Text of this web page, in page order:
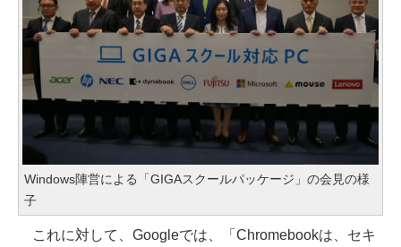
Windows陣営による「GIGAスクールパッケージ」の会見の様
子
これに対して、Googleでは、「Chromebookは、セキ